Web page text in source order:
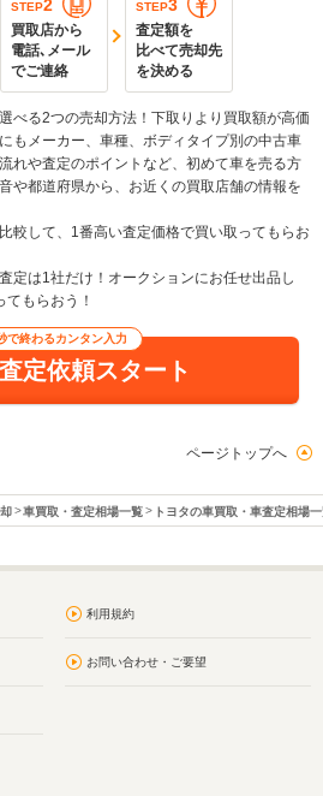
STEP2
買取店から
電話､メール
でご連絡
STEP3
査定額を
比べて売却先
を決める
べる2つの売却方法！下取りより買取額が高価
もメーカー、車種、ボディタイプ別の中古車
れや査定のポイントなど、初めて車を売る方
や都道府県から、お近くの買取店舗の情報を
較して、1番高い査定価格で買い取ってもらお
定は1社だけ！オークションにお任せ出品し
もらおう！
で終わるカンタン入力
定依頼スタート
ページトップへ
車買取・査定相場一覧 トヨタの車買取・車査定相場
利用規約
お問い合わせ・ご要望